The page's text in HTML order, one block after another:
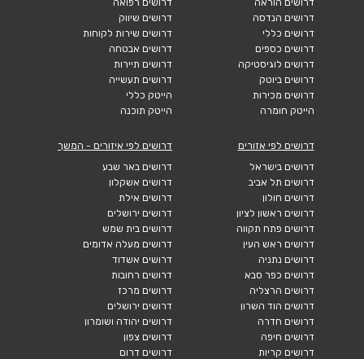
דרושים הנדסה
דרושים כללי
דרושים כספים
דרושים לוגיסטיקה
דרושים ביוטק
דרושים מכירות
הייטק חומרה
דרושים שיווק
דרושים שירות לקוחות
דרושים אבטחה
דרושים תיירות
דרושים תעשייה
הייטק כללי
הייטק תוכנה
דרושים לפי אזורים
דרושים בישראל
דרושים תל אביב
דרושים חולון
דרושים ראשון לציון
דרושים פתח תקווה
דרושים ראש העין
דרושים נתניה
דרושים כפר סבא
דרושים הרצליה
דרושים הוד השרון
דרושים חדרה
דרושים חיפה
דרושים קריות
דרושים לפי איזורים - המשך
דרושים באר שבע
דרושים אשקלון
דרושים אילת
דרושים ירושלים
דרושים בית שמש
דרושים מעלה אדומים
דרושים אשדוד
דרושים רחובות
דרושים מרכז
דרושים ירושלים
דרושים יהודה ושומרון
דרושים צפון
דרושים דרום